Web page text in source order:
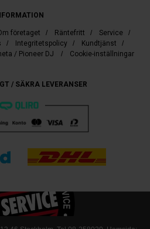
företaget / Räntefritt / Service /
/ Integritetspolicy / Kundtjänst /
/ Pioneer DJ / Cookie-inställningar
/ SÄKRA LEVERANSER